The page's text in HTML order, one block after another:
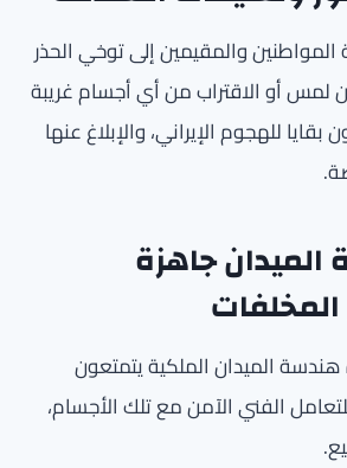
والمقيمين إلى توخي الحذر
لمس أو الاقتراب من أي أجسام غريبة
للهجوم الإيراني، والإبلاغ عنها
جاهزة
الميدان الملكية يتمتعون
الفني الآمن مع تلك الأجسام،